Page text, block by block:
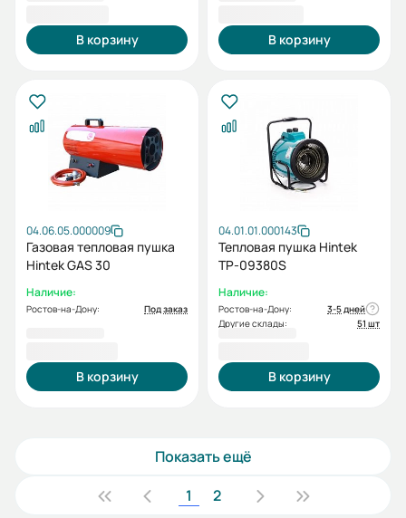
В корзину В корзину
04.06.05.000009
Газовая тепловая пушка
Hintek GAS 30
Наличие:
Ростов-на-Дону: Под заказ
В корзину
04.01.01.000143
Тепловая пушка Hintek
TP-09380S
Наличие:
Ростов-на-Дону:
3-5 дней
Другие склады:
51 шт
В корзину
Показать ещё
1
2